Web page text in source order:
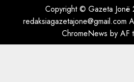
ngjau me
dëshmia e
flet për
plagosën!
Copyright © Gazeta Jonë
redaksiagazetajone@gmail.com
ChromeNews by AF